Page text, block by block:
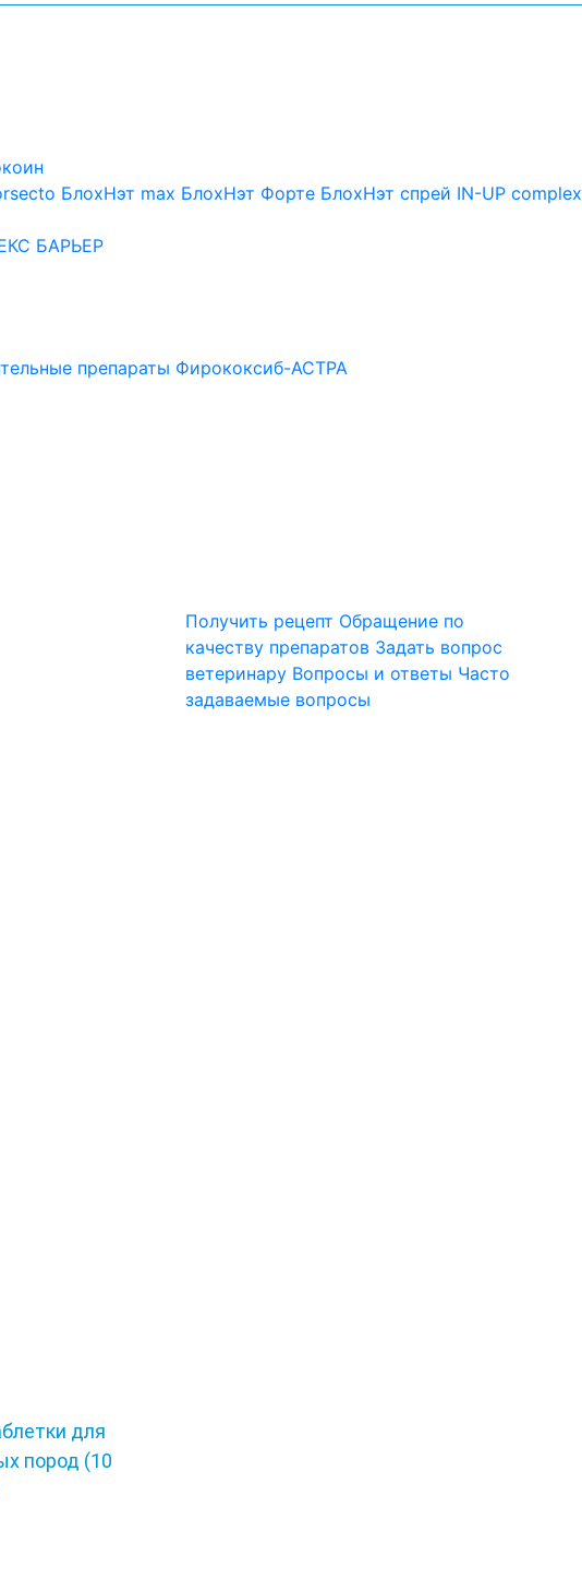
БлохНэт max БлохНэт Форте БлохНэт спрей IN-UP complex
БАРЬЕР
препараты Фирококсиб-АСТРА
Получить рецепт Обращение по
качеству препаратов Задать вопрос
ветеринару Вопросы и ответы Часто
задаваемые вопросы
для
пород (10